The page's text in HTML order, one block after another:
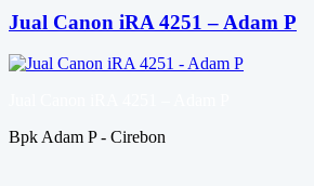
Jual Canon iRA 4251 – Adam P
Bpk Adam P - Cirebon